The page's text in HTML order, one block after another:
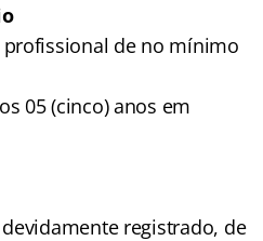
profissional de no mínimo
05 (cinco) anos em
registrado, de